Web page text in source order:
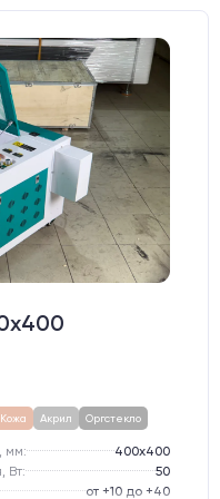
Кожа Акрил Оргстекло
мм:
400х400
Вт:
50
от +10 до +40